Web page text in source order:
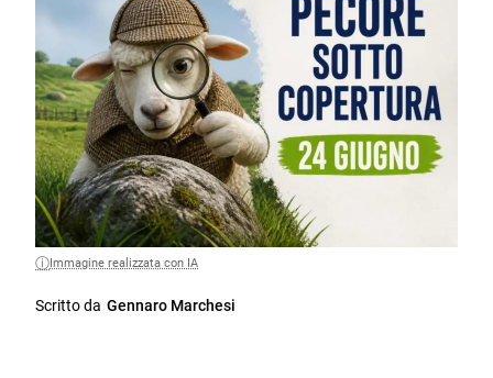
Immagine realizzata con IA
Scritto da Gennaro Marchesi